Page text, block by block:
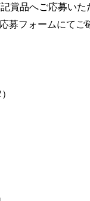
賞品へご応募いた
募フォームにてご